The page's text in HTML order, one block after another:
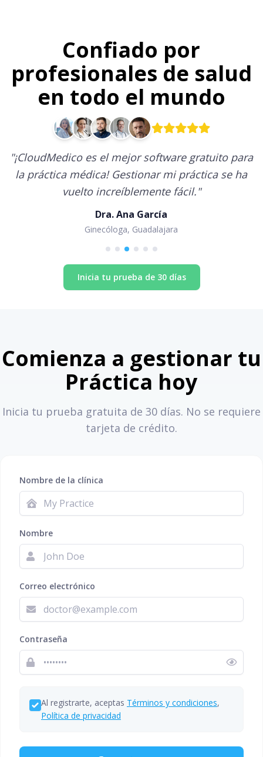
Confiado por
profesionales de salud
en todo el mundo
"¡CloudMedico es el mejor software gratuito para
la práctica médica! Gestionar mi práctica se ha
vuelto increíblemente fácil."
Dra. Ana García
Ginecóloga, Guadalajara
Inicia tu prueba de 30 días
Comienza a gestionar tu
Práctica hoy
Inicia tu prueba gratuita de 30 días. No se requiere
tarjeta de crédito.
Nombre de la clínica
Nombre
Correo electrónico
Contraseña
Al registrarte, aceptas Términos y condiciones,
Política de privacidad